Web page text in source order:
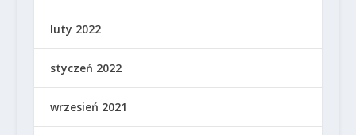
luty 2022
styczeń 2022
wrzesień 2021